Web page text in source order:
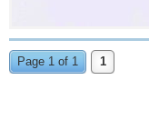
Page 1 of 1 1